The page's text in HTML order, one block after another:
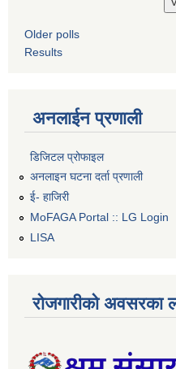
Older polls
Results
अनलाईन प्रणाली
डिजिटल प्रोफाइल
अनलाइन घटना दर्ता प्रणाली
ई- हाजिरी
MoFAGA Portal :: LG Login
LISA
रोजगारीको अवसरका